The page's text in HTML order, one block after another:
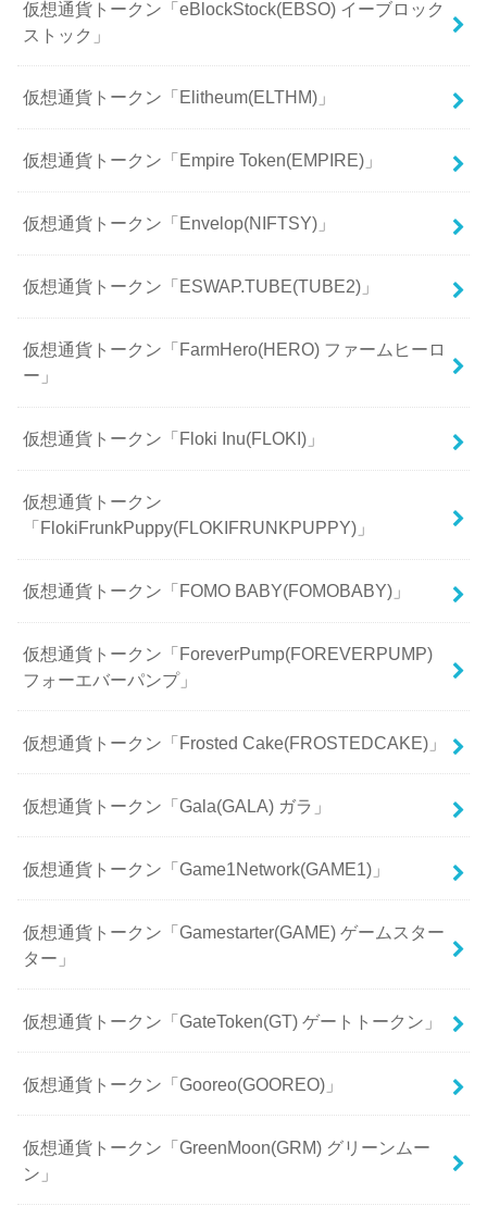
仮想通貨トークン「eBlockStock(EBSO) イーブロック
ストック」
仮想通貨トークン「Elitheum(ELTHM)」
仮想通貨トークン「Empire Token(EMPIRE)」
仮想通貨トークン「Envelop(NIFTSY)」
仮想通貨トークン「ESWAP.TUBE(TUBE2)」
仮想通貨トークン「FarmHero(HERO) ファームヒーロ
ー」
仮想通貨トークン「Floki Inu(FLOKI)」
仮想通貨トークン
「FlokiFrunkPuppy(FLOKIFRUNKPUPPY)」
仮想通貨トークン「FOMO BABY(FOMOBABY)」
仮想通貨トークン「ForeverPump(FOREVERPUMP)
フォーエバーパンプ」
仮想通貨トークン「Frosted Cake(FROSTEDCAKE)」
仮想通貨トークン「Gala(GALA) ガラ」
仮想通貨トークン「Game1Network(GAME1)」
仮想通貨トークン「Gamestarter(GAME) ゲームスター
ター」
仮想通貨トークン「GateToken(GT) ゲートトークン」
仮想通貨トークン「Gooreo(GOOREO)」
仮想通貨トークン「GreenMoon(GRM) グリーンムー
ン」